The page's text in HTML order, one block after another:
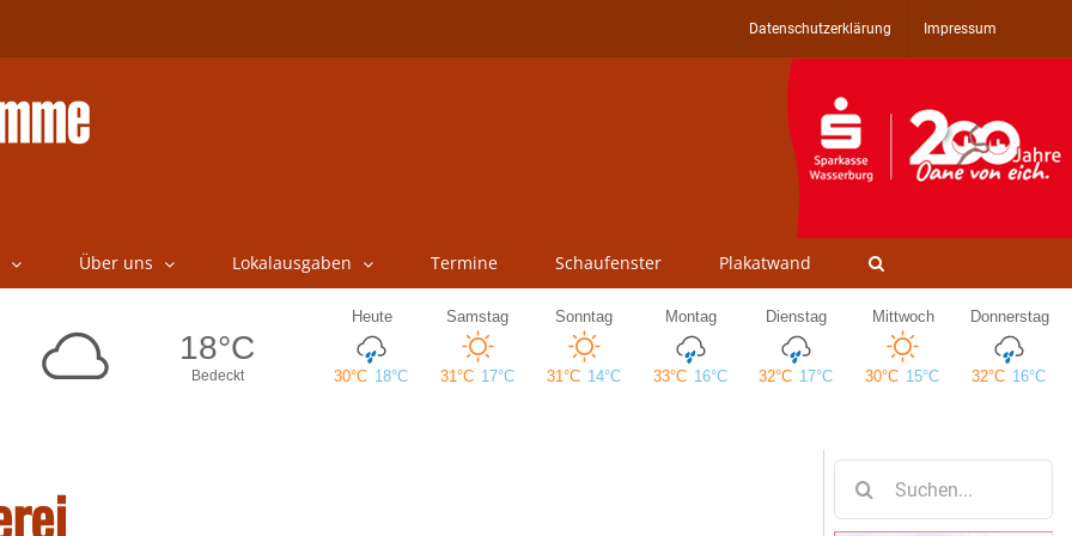
Datenschutzerklärung Impressum
Über uns Lokalausgaben Termine Schaufenster Plakatwand
nach: